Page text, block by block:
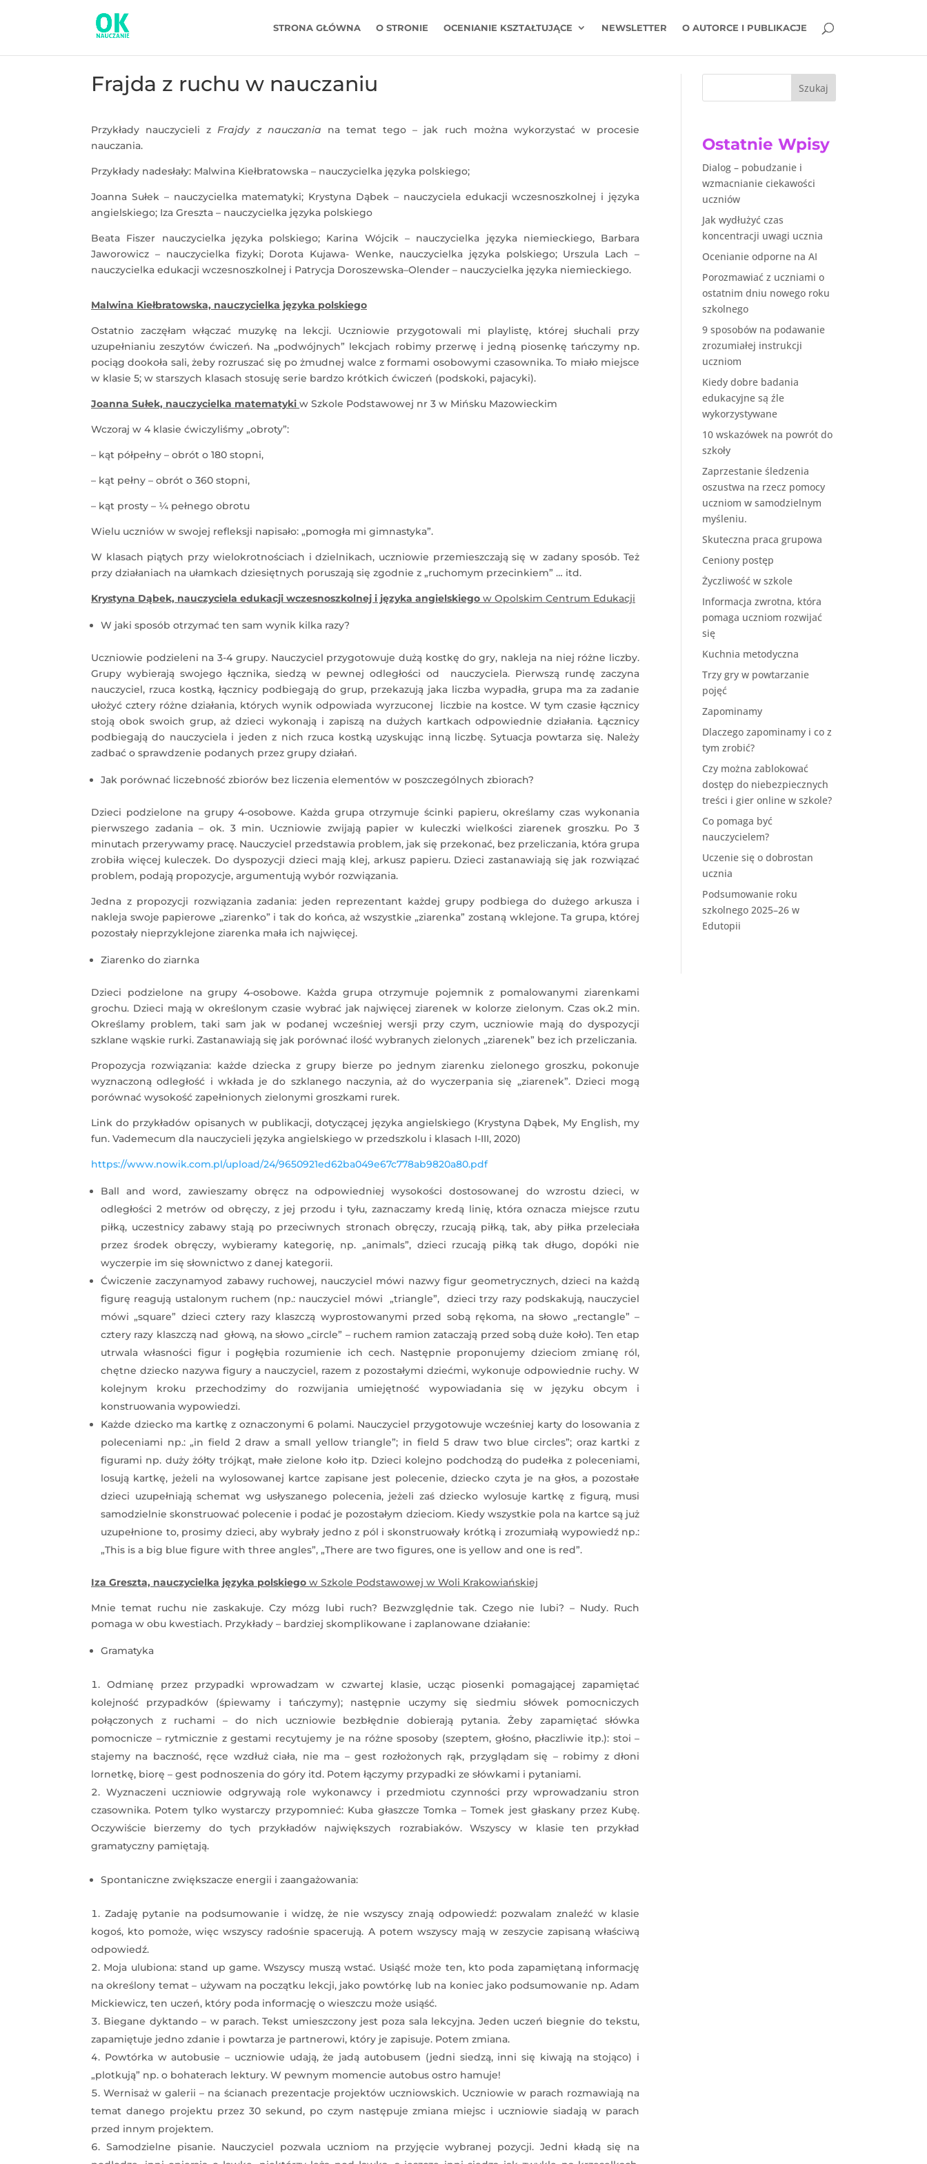
STRONA GŁÓWNA O STRONIE OCENIANIE KSZTAŁTUJĄCE NEWSLETTER O AUTORCE I PUBLIKACJE
Frajda z ruchu w nauczaniu
Przykłady nauczycieli z Frajdy z nauczania na temat tego – jak ruch można wykorzystać w procesie
nauczania.
Przykłady nadesłały: Malwina Kiełbratowska – nauczycielka języka polskiego;
Joanna Sułek – nauczycielka matematyki; Krystyna Dąbek – nauczyciela edukacji wczesnoszkolnej i języka
angielskiego; Iza Greszta – nauczycielka języka polskiego
Beata Fiszer nauczycielka języka polskiego; Karina Wójcik – nauczycielka języka niemieckiego, Barbara
Jaworowicz – nauczycielka fizyki; Dorota Kujawa- Wenke, nauczycielka języka polskiego; Urszula Lach –
nauczycielka edukacji wczesnoszkolnej i Patrycja Doroszewska–Olender – nauczycielka języka niemieckiego.
Malwina Kiełbratowska, nauczycielka języka polskiego
Ostatnio zaczęłam włączać muzykę na lekcji. Uczniowie przygotowali mi playlistę, której słuchali przy
uzupełnianiu zeszytów ćwiczeń. Na „podwójnych” lekcjach robimy przerwę i jedną piosenkę tańczymy np.
pociąg dookoła sali, żeby rozruszać się po żmudnej walce z formami osobowymi czasownika. To miało miejsce
w klasie 5; w starszych klasach stosuję serie bardzo krótkich ćwiczeń (podskoki, pajacyki).
Joanna Sułek, nauczycielka matematyki w Szkole Podstawowej nr 3 w Mińsku Mazowieckim
Wczoraj w 4 klasie ćwiczyliśmy „obroty”:
– kąt półpełny – obrót o 180 stopni,
– kąt pełny – obrót o 360 stopni,
– kąt prosty – ¼ pełnego obrotu
Wielu uczniów w swojej refleksji napisało: „pomogła mi gimnastyka”.
W klasach piątych przy wielokrotnościach i dzielnikach, uczniowie przemieszczają się w zadany sposób. Też
przy działaniach na ułamkach dziesiętnych poruszają się zgodnie z „ruchomym przecinkiem” … itd.
Krystyna Dąbek, nauczyciela edukacji wczesnoszkolnej i języka angielskiego w Opolskim Centrum Edukacji
W jaki sposób otrzymać ten sam wynik kilka razy?
Uczniowie podzieleni na 3-4 grupy. Nauczyciel przygotowuje dużą kostkę do gry, nakleja na niej różne liczby.
Grupy wybierają swojego łącznika, siedzą w pewnej odległości od nauczyciela. Pierwszą rundę zaczyna
nauczyciel, rzuca kostką, łącznicy podbiegają do grup, przekazują jaka liczba wypadła, grupa ma za zadanie
ułożyć cztery różne działania, których wynik odpowiada wyrzuconej liczbie na kostce. W tym czasie łącznicy
stoją obok swoich grup, aż dzieci wykonają i zapiszą na dużych kartkach odpowiednie działania. Łącznicy
podbiegają do nauczyciela i jeden z nich rzuca kostką uzyskując inną liczbę. Sytuacja powtarza się. Należy
zadbać o sprawdzenie podanych przez grupy działań.
Jak porównać liczebność zbiorów bez liczenia elementów w poszczególnych zbiorach?
Dzieci podzielone na grupy 4-osobowe. Każda grupa otrzymuje ścinki papieru, określamy czas wykonania
pierwszego zadania – ok. 3 min. Uczniowie zwijają papier w kuleczki wielkości ziarenek groszku. Po 3
minutach przerywamy pracę. Nauczyciel przedstawia problem, jak się przekonać, bez przeliczania, która grupa
zrobiła więcej kuleczek. Do dyspozycji dzieci mają klej, arkusz papieru. Dzieci zastanawiają się jak rozwiązać
problem, podają propozycje, argumentują wybór rozwiązania.
Jedna z propozycji rozwiązania zadania: jeden reprezentant każdej grupy podbiega do dużego arkusza i
nakleja swoje papierowe „ziarenko” i tak do końca, aż wszystkie „ziarenka” zostaną wklejone. Ta grupa, której
pozostały nieprzyklejone ziarenka mała ich najwięcej.
Ziarenko do ziarnka
Dzieci podzielone na grupy 4-osobowe. Każda grupa otrzymuje pojemnik z pomalowanymi ziarenkami
grochu. Dzieci mają w określonym czasie wybrać jak najwięcej ziarenek w kolorze zielonym. Czas ok.2 min.
Określamy problem, taki sam jak w podanej wcześniej wersji przy czym, uczniowie mają do dyspozycji
szklane wąskie rurki. Zastanawiają się jak porównać ilość wybranych zielonych „ziarenek” bez ich przeliczania.
Propozycja rozwiązania: każde dziecka z grupy bierze po jednym ziarenku zielonego groszku, pokonuje
wyznaczoną odległość i wkłada je do szklanego naczynia, aż do wyczerpania się „ziarenek”. Dzieci mogą
porównać wysokość zapełnionych zielonymi groszkami rurek.
Link do przykładów opisanych w publikacji, dotyczącej języka angielskiego (Krystyna Dąbek, My English, my
fun. Vademecum dla nauczycieli języka angielskiego w przedszkolu i klasach I-III, 2020)
https://www.nowik.com.pl/upload/24/9650921ed62ba049e67c778ab9820a80.pdf
Ball and word, zawieszamy obręcz na odpowiedniej wysokości dostosowanej do wzrostu dzieci, w
odległości 2 metrów od obręczy, z jej przodu i tyłu, zaznaczamy kredą linię, która oznacza miejsce rzutu
piłką, uczestnicy zabawy stają po przeciwnych stronach obręczy, rzucają piłką, tak, aby piłka przeleciała
przez środek obręczy, wybieramy kategorię, np. „animals”, dzieci rzucają piłką tak długo, dopóki nie
wyczerpie im się słownictwo z danej kategorii.
Ćwiczenie zaczynamyod zabawy ruchowej, nauczyciel mówi nazwy figur geometrycznych, dzieci na każdą
figurę reagują ustalonym ruchem (np.: nauczyciel mówi „triangle”, dzieci trzy razy podskakują, nauczyciel
mówi „square” dzieci cztery razy klaszczą wyprostowanymi przed sobą rękoma, na słowo „rectangle” –
cztery razy klaszczą nad głową, na słowo „circle” – ruchem ramion zataczają przed sobą duże koło). Ten etap
utrwala własności figur i pogłębia rozumienie ich cech. Następnie proponujemy dzieciom zmianę ról,
chętne dziecko nazywa figury a nauczyciel, razem z pozostałymi dziećmi, wykonuje odpowiednie ruchy. W
kolejnym kroku przechodzimy do rozwijania umiejętność wypowiadania się w języku obcym i
konstruowania wypowiedzi.
Każde dziecko ma kartkę z oznaczonymi 6 polami. Nauczyciel przygotowuje wcześniej karty do losowania z
poleceniami np.: „in field 2 draw a small yellow triangle”; in field 5 draw two blue circles”; oraz kartki z
figurami np. duży żółty trójkąt, małe zielone koło itp. Dzieci kolejno podchodzą do pudełka z poleceniami,
losują kartkę, jeżeli na wylosowanej kartce zapisane jest polecenie, dziecko czyta je na głos, a pozostałe
dzieci uzupełniają schemat wg usłyszanego polecenia, jeżeli zaś dziecko wylosuje kartkę z figurą, musi
samodzielnie skonstruować polecenie i podać je pozostałym dzieciom. Kiedy wszystkie pola na kartce są już
uzupełnione to, prosimy dzieci, aby wybrały jedno z pól i skonstruowały krótką i zrozumiałą wypowiedź np.:
„This is a big blue figure with three angles”, „There are two figures, one is yellow and one is red”.
Iza Greszta, nauczycielka języka polskiego w Szkole Podstawowej w Woli Krakowiańskiej
Mnie temat ruchu nie zaskakuje. Czy mózg lubi ruch? Bezwzględnie tak. Czego nie lubi? – Nudy. Ruch
pomaga w obu kwestiach. Przykłady – bardziej skomplikowane i zaplanowane działanie:
Gramatyka
Odmianę przez przypadki wprowadzam w czwartej klasie, ucząc piosenki pomagającej zapamiętać
kolejność przypadków (śpiewamy i tańczymy); następnie uczymy się siedmiu słówek pomocniczych
połączonych z ruchami – do nich uczniowie bezbłędnie dobierają pytania. Żeby zapamiętać słówka
pomocnicze – rytmicznie z gestami recytujemy je na różne sposoby (szeptem, głośno, płaczliwie itp.): stoi –
stajemy na baczność, ręce wzdłuż ciała, nie ma – gest rozłożonych rąk, przyglądam się – robimy z dłoni
lornetkę, biorę – gest podnoszenia do góry itd. Potem łączymy przypadki ze słówkami i pytaniami.
Wyznaczeni uczniowie odgrywają role wykonawcy i przedmiotu czynności przy wprowadzaniu stron
czasownika. Potem tylko wystarczy przypomnieć: Kuba głaszcze Tomka – Tomek jest głaskany przez Kubę.
Oczywiście bierzemy do tych przykładów największych rozrabiaków. Wszyscy w klasie ten przykład
gramatyczny pamiętają.
Spontaniczne zwiększacze energii i zaangażowania:
Zadaję pytanie na podsumowanie i widzę, że nie wszyscy znają odpowiedź: pozwalam znaleźć w klasie
kogoś, kto pomoże, więc wszyscy radośnie spacerują. A potem wszyscy mają w zeszycie zapisaną właściwą
odpowiedź.
Moja ulubiona: stand up game. Wszyscy muszą wstać. Usiąść może ten, kto poda zapamiętaną informację
na określony temat – używam na początku lekcji, jako powtórkę lub na koniec jako podsumowanie np. Adam
Mickiewicz, ten uczeń, który poda informację o wieszczu może usiąść.
Biegane dyktando – w parach. Tekst umieszczony jest poza sala lekcyjna. Jeden uczeń biegnie do tekstu,
zapamiętuje jedno zdanie i powtarza je partnerowi, który je zapisuje. Potem zmiana.
Powtórka w autobusie – uczniowie udają, że jadą autobusem (jedni siedzą, inni się kiwają na stojąco) i
„plotkują” np. o bohaterach lektury. W pewnym momencie autobus ostro hamuje!
Wernisaż w galerii – na ścianach prezentacje projektów uczniowskich. Uczniowie w parach rozmawiają na
temat danego projektu przez 30 sekund, po czym następuje zmiana miejsc i uczniowie siadają w parach
przed innym projektem.
Samodzielne pisanie. Nauczyciel pozwala uczniom na przyjęcie wybranej pozycji. Jedni kładą się na
Szukaj
Ostatnie Wpisy
Dialog – pobudzanie i
wzmacnianie ciekawości
uczniów
Jak wydłużyć czas
koncentracji uwagi ucznia
Ocenianie odporne na AI
Porozmawiać z uczniami o
ostatnim dniu nowego roku
szkolnego
9 sposobów na podawanie
zrozumiałej instrukcji
uczniom
Kiedy dobre badania
edukacyjne są źle
wykorzystywane
10 wskazówek na powrót do
szkoły
Zaprzestanie śledzenia
oszustwa na rzecz pomocy
uczniom w samodzielnym
myśleniu.
Skuteczna praca grupowa
Ceniony postęp
Życzliwość w szkole
Informacja zwrotna, która
pomaga uczniom rozwijać
się
Kuchnia metodyczna
Trzy gry w powtarzanie
pojęć
Zapominamy
Dlaczego zapominamy i co z
tym zrobić?
Czy można zablokować
dostęp do niebezpiecznych
treści i gier online w szkole?
Co pomaga być
nauczycielem?
Uczenie się o dobrostan
ucznia
Podsumowanie roku
szkolnego 2025–26 w
Edutopii